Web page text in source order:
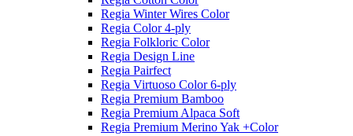
Regia Winter Wires Color
Regia Color 4-ply
Regia Folkloric Color
Regia Design Line
Regia Pairfect
Regia Virtuoso Color 6-ply
Regia Premium Bamboo
Regia Premium Alpaca Soft
Regia Premium Merino Yak +Color